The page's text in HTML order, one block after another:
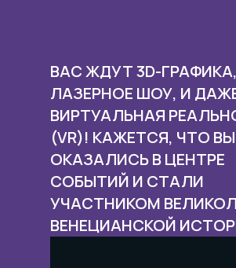
ВАС ЖДУТ 3D-ГРАФИКА,
ЛАЗЕРНОЕ ШОУ, И
ВИРТУАЛЬНАЯ
(VR)! КАЖЕТСЯ, ЧТО
ОКАЗАЛИСЬ В ЦЕНТРЕ
СОБЫТИЙ И СТАЛИ
УЧАСТНИКОМ
ВЕНЕЦИАНСКОЙ